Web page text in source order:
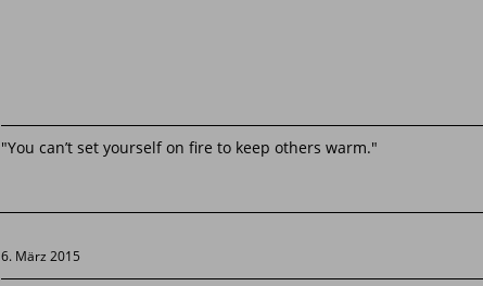
"You can’t set yourself on fire to keep others warm."
6. März 2015